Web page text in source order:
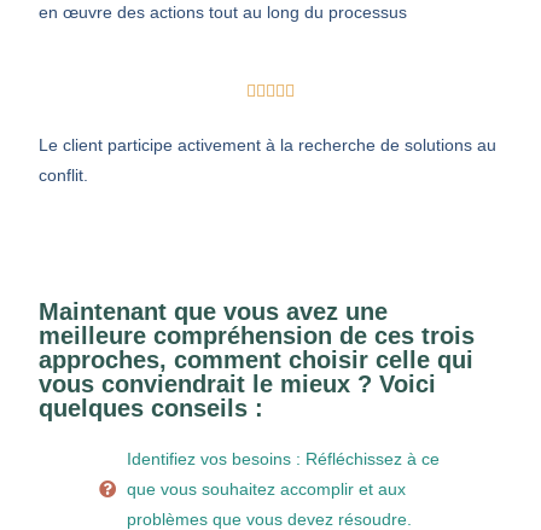
en œuvre des actions tout au long du processus
    
Le client participe activement à la recherche de solutions au
conflit.
Maintenant que vous avez une
meilleure compréhension de ces trois
approches, comment choisir celle qui
vous conviendrait le mieux ? Voici
quelques conseils :
Identifiez vos besoins : Réfléchissez à ce
que vous souhaitez accomplir et aux
problèmes que vous devez résoudre.